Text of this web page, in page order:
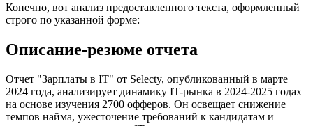
Конечно, вот анализ предоставленного текста, оформленный
строго по указанной форме:
Описание-резюме отчета
Отчет "Зарплаты в IT" от Selecty, опубликованный в марте
2024 года, анализирует динамику IT-рынка в 2024-2025 годах
на основе изучения 2700 офферов. Он освещает снижение
темпов найма, ужесточение требований к кандидатам и